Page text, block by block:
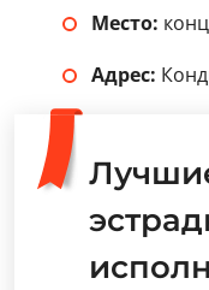
Место:
Адрес: